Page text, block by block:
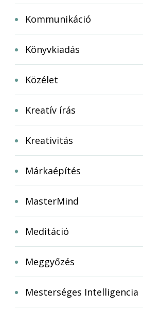
Kommunikáció
Könyvkiadás
Közélet
Kreatív írás
Kreativitás
Márkaépítés
MasterMind
Meditáció
Meggyőzés
Mesterséges Intelligencia